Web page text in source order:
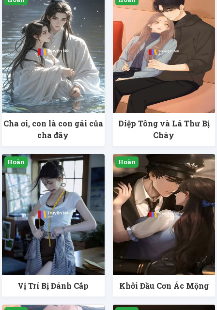
Cha ơi, con là con gái của
cha đây
Diệp Tông và Lá Thư Bị
Cháy
Vị Trí Bị Đánh Cắp Khởi Đầu Cơn Ác Mộng